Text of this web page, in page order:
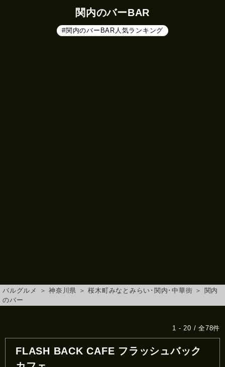
関内のバーBAR
#関内のバーBAR人気ランキング
バルグルメ ＞ 神奈川県 ＞桜木町みなとみらい･関内･中華街 ＞ 関内
のバー
1 - 20 / 全78件
FLASH BACK CAFE フラッシュバック